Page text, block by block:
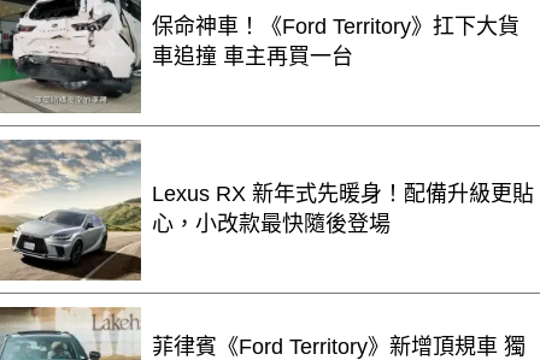
保命神車！《Ford Territory》扛下大貨
車追撞 車主再買一台
Lexus RX 新年式先暖身！配備升級更貼
心，小改款最快隨後登場
菲律賓《Ford Territory》新增頂規車 獨